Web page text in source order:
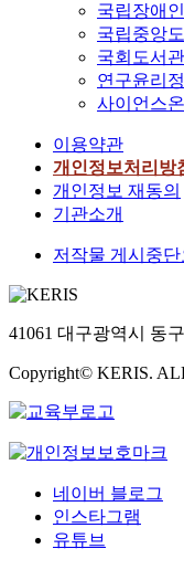
국립장애
국립중앙
국회도서
연구윤리
사이언스
이용약관
개인정보처리방
개인정보 재동의
기관소개
저작물 게시중단
41061 대구광역시 동
Copyright© KERIS.
네이버 블로그
인스타그램
유튜브